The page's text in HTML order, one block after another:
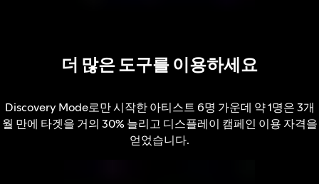
더 많은 도구를 이용하세요
Discovery Mode로만 시작한 아티스트 6명 가운데 약 1명은 3개
월 만에 타겟을 거의 30% 늘리고 디스플레이 캠페인 이용 자격을
얻었습니다.